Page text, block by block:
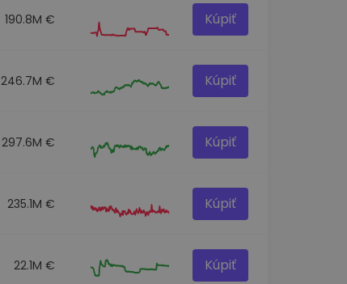
190.8M € Kúpiť
246.7M € Kúpiť
297.6M € Kúpiť
235.1M € Kúpiť
22.1M € Kúpiť